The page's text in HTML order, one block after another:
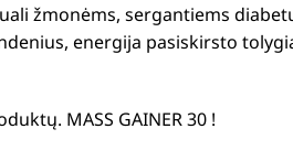
žmonėms, sergantiems
energija pasiskirsto
MASS GAINER 30 !